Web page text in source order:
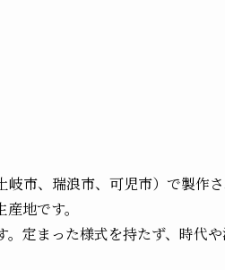
市、瑞浪市、可児市）で製作
地です。
定まった様式を持たず、時代